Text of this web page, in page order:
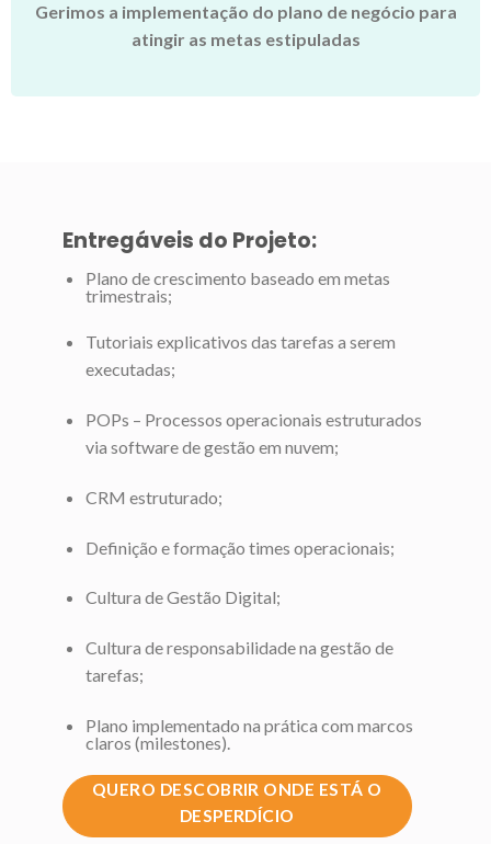
Gerimos a implementação do plano de negócio para
atingir as metas estipuladas
Entregáveis do Projeto:
Plano de crescimento baseado em metas
trimestrais;
Tutoriais explicativos das tarefas a serem
executadas;
POPs – Processos operacionais estruturados
via software de gestão em nuvem;
CRM estruturado;
Definição e formação times operacionais;
Cultura de Gestão Digital;
Cultura de responsabilidade na gestão de
tarefas;
Plano implementado na prática com marcos
claros (milestones).
QUERO DESCOBRIR ONDE ESTÁ O
DESPERDÍCIO